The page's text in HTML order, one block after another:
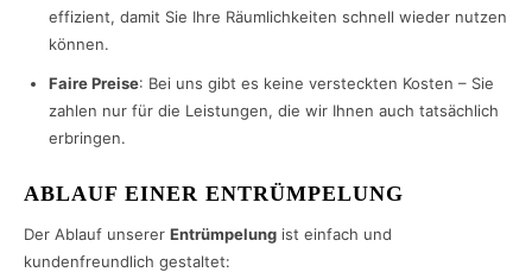
effizient, damit Sie Ihre Räumlichkeiten schnell wieder nutzen
können.
Faire Preise: Bei uns gibt es keine versteckten Kosten – Sie
zahlen nur für die Leistungen, die wir Ihnen auch tatsächlich
erbringen.
ABLAUF EINER ENTRÜMPELUNG
Der Ablauf unserer Entrümpelung ist einfach und
kundenfreundlich gestaltet: